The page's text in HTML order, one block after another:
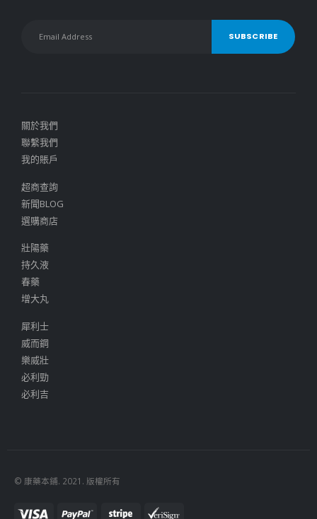
關於我們
聯繫我們
我的賬戶
超商查詢
新聞BLOG
選購商店
壯陽藥
持久液
春藥
增大丸
犀利士
威而鋼
樂威壯
必利勁
必利吉
© 康藥本鋪. 2021. 版權所有